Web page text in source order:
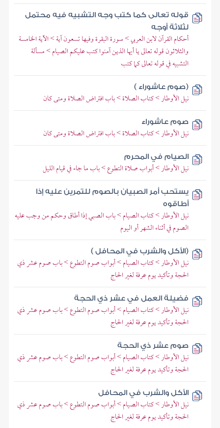
قوله تعالى كما كتب وجه التشبيه فيه محتمل
لثلاثة أوجه
أحكام القرآن لابن العربي > سورة البقرة وفيها تسعون آية > الآية الخامسة
والثلاثون قوله تعالى يا أيها الذين آمنوا كتب عليكم الصيام > مسألة
التشبيه في قوله تعالى كما كتب
(صوم عاشوراء )
نيل الأوطار > كتاب الصلاة > باب افتراض الصلاة ومتى كان
صوم عاشوراء
نيل الأوطار > كتاب الصلاة > باب افتراض الصلاة ومتى كان
الصيام في المحرم
نيل الأوطار > أبواب صلاة التطوع > باب ما جاء في قيام الليل
يستحب أمر الصبيان بالصوم للتمرين عليه إذا
أطاقوه
نيل الأوطار > كتاب الصيام > باب الصبي إذا أطاق وحكم من وجب عليه
الصوم في أثناء الشهر أو اليوم
(الأكل والشرب في المحافل )
نيل الأوطار > كتاب الصيام > أبواب صوم التطوع > باب صوم عشر ذي
الحجة وتأكيد يوم عرفة لغير الحاج
فضيلة العمل في عشر ذي الحجة
نيل الأوطار > كتاب الصيام > أبواب صوم التطوع > باب صوم عشر ذي
الحجة وتأكيد يوم عرفة لغير الحاج
صوم عشر ذي الحجة
نيل الأوطار > كتاب الصيام > أبواب صوم التطوع > باب صوم عشر ذي
الحجة وتأكيد يوم عرفة لغير الحاج
الأكل والشرب في المحافل
نيل الأوطار > كتاب الصيام > أبواب صوم التطوع > باب صوم عشر ذي
الحجة وتأكيد يوم عرفة لغير الحاج